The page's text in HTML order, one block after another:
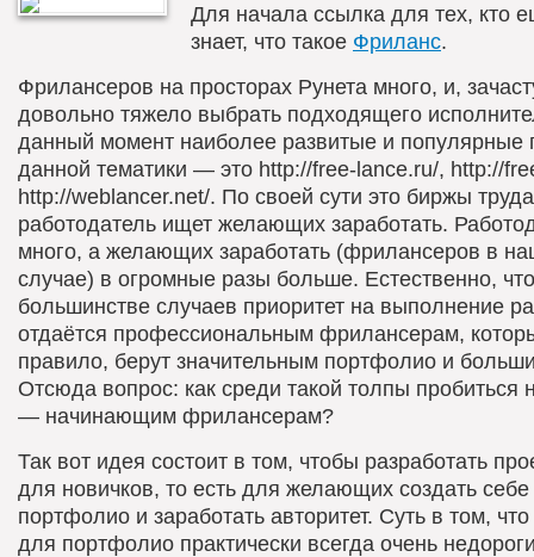
Для начала ссылка для тех, кто
знает, что такое Фриланс.
Фрилансеров на просторах Рунета много, и,
довольно тяжело выбрать подходящего
данный момент наиболее развитые и популярные
данной тематики — это http://free-lance.ru/, http://
http://weblancer.net/. По своей сути это биржы
работодатель ищет желающих заработать.
много, а желающих заработать (фрилансеров в
случае) в огромные разы больше. Естественно,
большинстве случаев приоритет на выполнение
отдаётся профессиональным фрилансерам,
правило, берут значительным портфолио и
Отсюда вопрос: как среди такой толпы пробиться
— начинающим фрилансерам?
Так вот идея состоит в том, чтобы разработать
для новичков, то есть для желающих создать себе
портфолио и заработать авторитет. Суть в том,
для портфолио практически всегда очень